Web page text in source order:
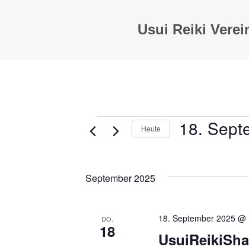
Usui Reiki
Heute 18.
September 2025
DO.
18
18. September 2025 @